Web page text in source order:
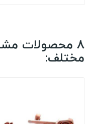
8 محصولات
مختلف: